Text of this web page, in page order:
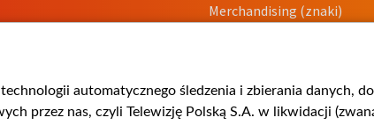
Merchandising (znaki)
automatycznego śledzenia i zbierania danych,
przez nas, czyli Telewizję Polską S.A. w likwidacji